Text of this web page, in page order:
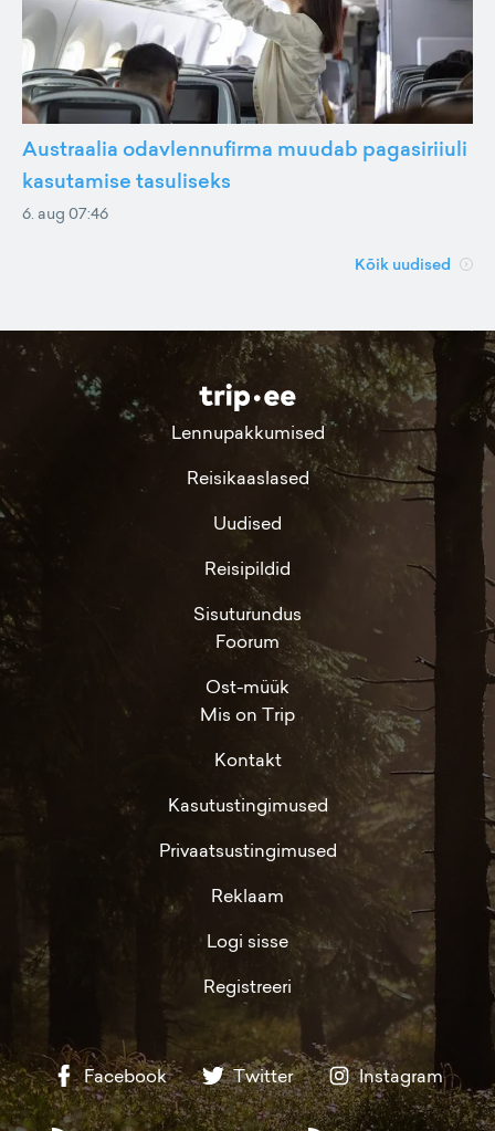
Austraalia odavlennufirma muudab pagasiriiuli
kasutamise tasuliseks
6. aug 07:46
Kõik uudised
Lennupakkumised
Reisikaaslased
Uudised
Reisipildid
Sisuturundus
Foorum
Ost-müük
Mis on Trip
Kontakt
Kasutustingimused
Privaatsustingimused
Reklaam
Logi sisse
Registreeri
Facebook Twitter Instagram